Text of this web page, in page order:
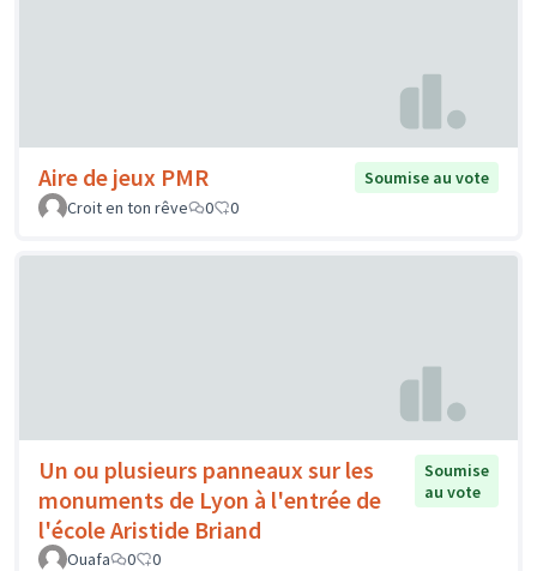
Aire de jeux PMR
Soumise au vote
Croit en ton rêve
0 0
Un ou plusieurs panneaux sur les
monuments de Lyon à l'entrée de
l'école Aristide Briand
Soumise
au vote
Ouafa 0 0